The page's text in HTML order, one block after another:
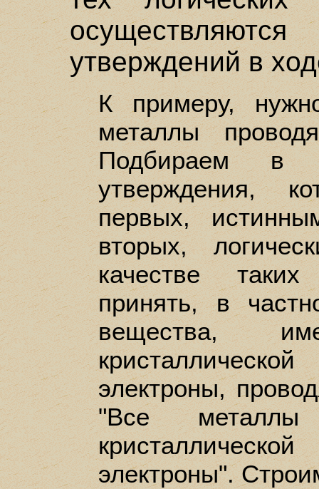
утверждений в
К примеру,
металлы
Подбираем в
утверждения,
первых,
вторых,
качестве
принять, в
вещества,
электроны,
"Все
электроны".